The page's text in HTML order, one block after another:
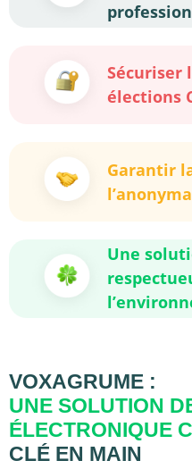
Sécuriser
élections
Garantir
Une
VOXAGRUME :
UNE SOLUTION
ÉLECTRONIQUE
CLÉ EN MAIN